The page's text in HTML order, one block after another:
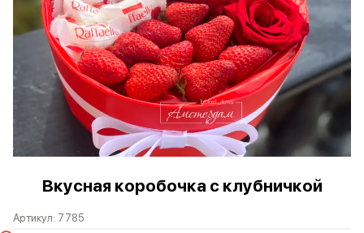
Вкусная коробочка с клубничкой
Артикул: 7785